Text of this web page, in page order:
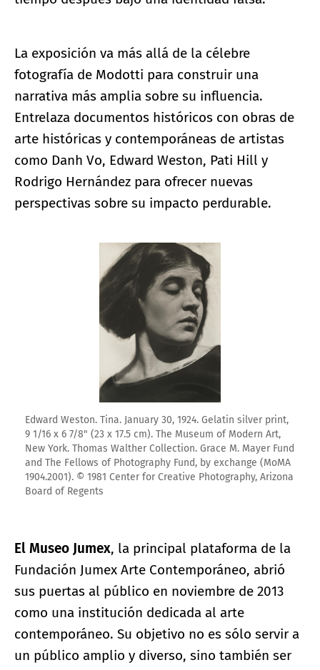
La exposición va más allá de la célebre
fotografía de Modotti para construir una
narrativa más amplia sobre su influencia.
Entrelaza documentos históricos con obras de
arte históricas y contemporáneas de artistas
como Danh Vo, Edward Weston, Pati Hill y
Rodrigo Hernández para ofrecer nuevas
perspectivas sobre su impacto perdurable.
Ampliar imagen
Edward Weston. Tina. January 30, 1924. Gelatin silver print,
9 1/16 x 6 7/8" (23 x 17.5 cm). The Museum of Modern Art,
New York. Thomas Walther Collection. Grace M. Mayer Fund
and The Fellows of Photography Fund, by exchange (MoMA
1904.2001). © 1981 Center for Creative Photography, Arizona
Board of Regents
El Museo Jumex, la principal plataforma de la
Fundación Jumex Arte Contemporáneo, abrió
sus puertas al público en noviembre de 2013
como una institución dedicada al arte
contemporáneo. Su objetivo no es sólo servir a
un público amplio y diverso, sino también ser